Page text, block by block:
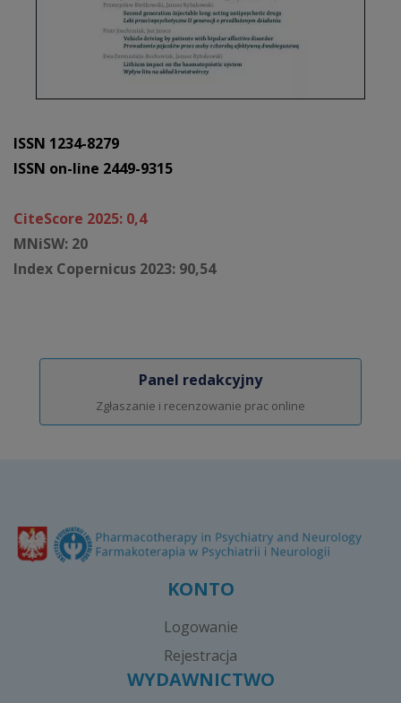
ISSN 1234-8279
ISSN on-line 2449-9315
CiteScore 2025: 0,4
MNiSW: 20
Index Copernicus 2023: 90,54
Panel redakcyjny
Zgłaszanie i recenzowanie prac online
KONTO
Logowanie
Rejestracja
WYDAWNICTWO